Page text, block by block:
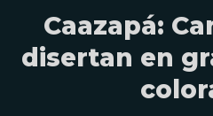
Caazapá:
disertan en